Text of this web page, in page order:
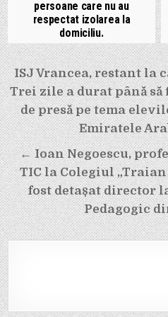
persoane care nu au
respectat izolarea la
domiciliu.
Navigare
în
articole
ISJ Vrancea, restant la
Trei zile a durat până
de presă pe tema
Emiratele
← Ioan Negoescu,
TIC la Colegiul
fost detașat director
Pedagogic